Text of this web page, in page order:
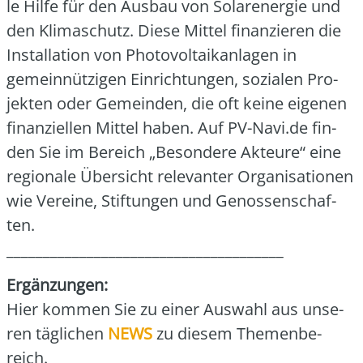
le Hil­fe für den Aus­bau von Solar­ener­gie und
den Kli­ma­schutz. Die­se Mit­tel finan­zie­ren die
Instal­la­ti­on von Pho­to­vol­ta­ik­an­la­gen in
gemein­nüt­zi­gen Ein­rich­tun­gen, sozia­len Pro­
jek­ten oder Gemein­den, die oft kei­ne eige­nen
finan­zi­el­len Mit­tel haben. Auf PV-Navi.de fin­
den Sie im Bereich „Beson­de­re Akteu­re“ eine
regio­na­le Über­sicht rele­van­ter Orga­ni­sa­tio­nen
wie Ver­ei­ne, Stif­tun­gen und Genos­sen­schaf­
ten.
Ergän­zun­gen:
Hier kom­men Sie zu einer Aus­wahl aus unse­
ren täg­li­chen NEWSzu die­sem The­men­be­
reich.